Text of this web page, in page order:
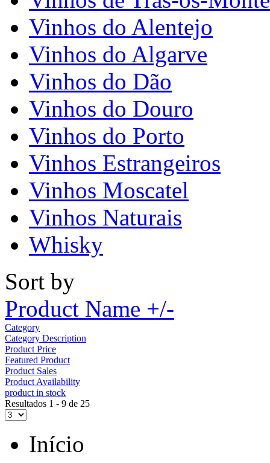
Vinhos do Alentejo
Vinhos do Algarve
Vinhos do Dão
Vinhos do Douro
Vinhos do Porto
Vinhos Estrangeiros
Vinhos Moscatel
Vinhos Naturais
Whisky
Sort by
Product Name +/-
Category
Category Description
Product Price
Featured Product
Product Sales
Product Availability
product in stock
Resultados 1 - 9 de 25
Início